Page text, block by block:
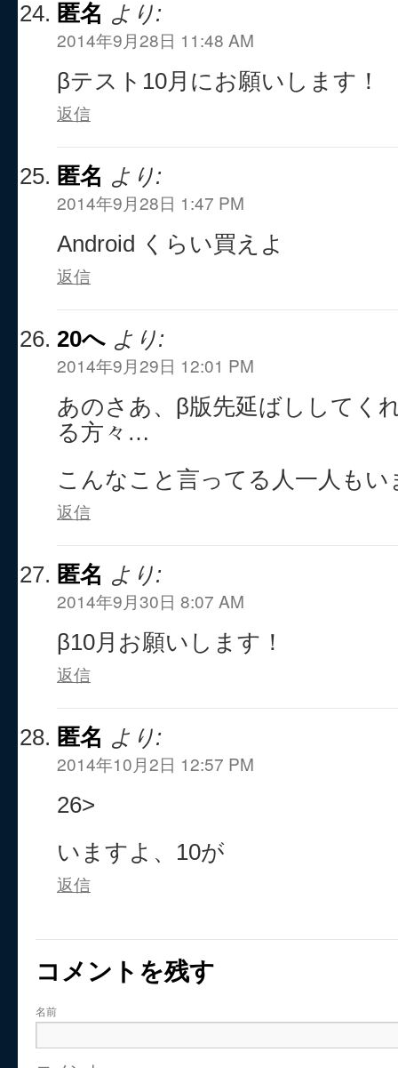
匿名 より:
2014年9月28日 11:48 AM
βテスト10月にお願いします！
返信
匿名 より:
2014年9月28日 1:47 PM
Android くらい買えよ
返信
20へ より:
2014年9月29日 12:01 PM
あのさあ、β版先延ばししてく
る方々…
こんなこと言ってる人一人もい
返信
匿名 より:
2014年9月30日 8:07 AM
β10月お願いします！
返信
匿名 より:
2014年10月2日 12:57 PM
26>
いますよ、10が
返信
コメントを残す
名前